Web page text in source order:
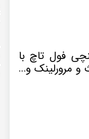
عامل اندروید دارای صفحه نمایش 10 اینچی فول تاچ با
و مرورلینک و…